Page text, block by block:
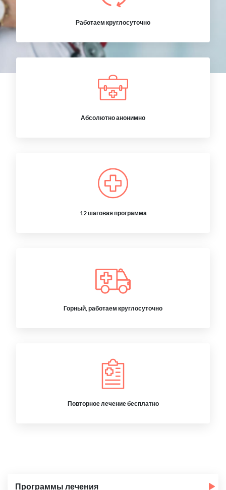
Работаем круглосуточно
Абсолютно анонимно
12 шаговая программа
Горный, работаем круглосуточно
Повторное лечение бесплатно
Программы лечения